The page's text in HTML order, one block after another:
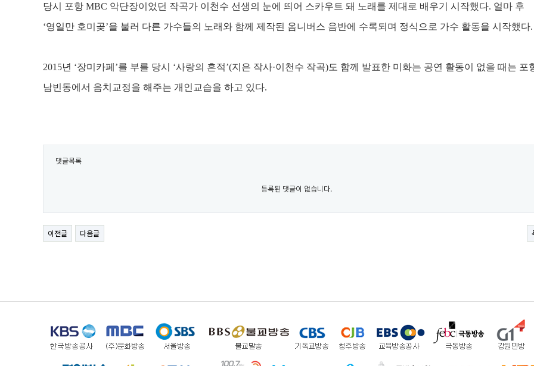
당시 포항 MBC 악단장이었던 작곡가 이천수 선생의 눈에 띄어 스카우트 돼 노래를 제대로 배우기 시작했다. 얼마 후
‘영일만 호미곶’을 불러 다른 가수들의 노래와 함께 제작된 옴니버스 음반에 수록되며 정식으로 가수 활동을 시작했다.
2015년 ‘장미카페 ’를 부를 당시 ‘사랑의 흔적’(지은 작사·이천수 작곡)도 함께 발표한 미화는 공연 활동이 없을 때는 포
남빈동에서 음치교정을 해주는 개인교습을 하고 있다.
댓글목록
등록된 댓글이 없습니다.
이전글 다음글